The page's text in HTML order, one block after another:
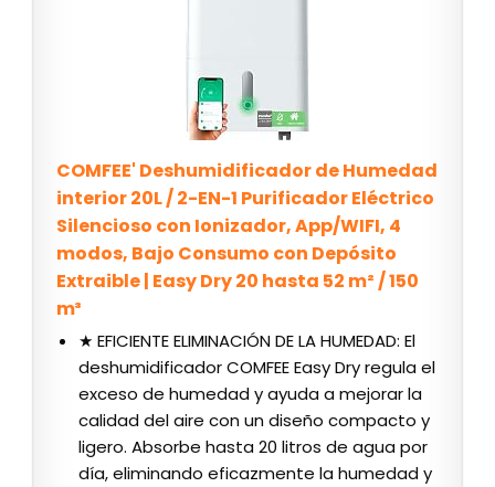
COMFEE' Deshumidificador de Humedad
interior 20L / 2-EN-1 Purificador Eléctrico
Silencioso con Ionizador, App/WIFI, 4
modos, Bajo Consumo con Depósito
Extraible | Easy Dry 20 hasta 52 m² / 150
m³
★ EFICIENTE ELIMINACIÓN DE LA HUMEDAD: El
deshumidificador COMFEE Easy Dry regula el
exceso de humedad y ayuda a mejorar la
calidad del aire con un diseño compacto y
ligero. Absorbe hasta 20 litros de agua por
día, eliminando eficazmente la humedad y